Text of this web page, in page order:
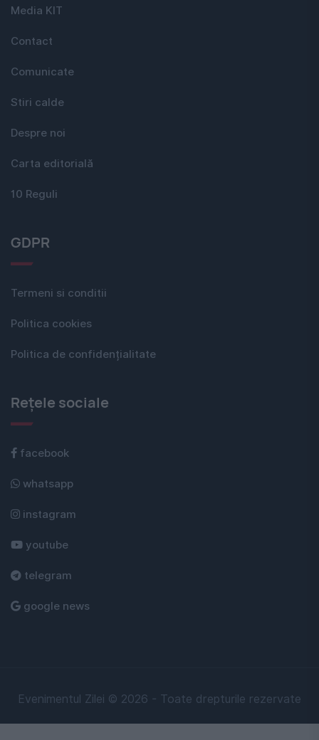
Media KIT
Contact
Comunicate
Stiri calde
Despre noi
Carta editorială
10 Reguli
GDPR
Termeni si conditii
Politica cookies
Politica de confidențialitate
Rețele sociale
facebook
whatsapp
instagram
youtube
telegram
google news
Evenimentul Zilei © 2026 - Toate drepturile rezervate